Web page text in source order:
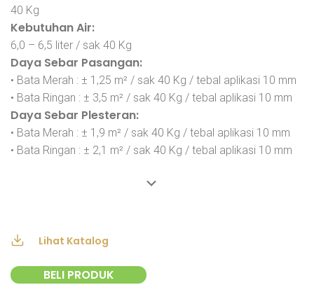
40 Kg
Kebutuhan Air:
6,0 – 6,5 liter / sak 40 Kg
Daya Sebar Pasangan:
• Bata Merah : ± 1,25 m² / sak 40 Kg / tebal aplikasi 10 mm
• Bata Ringan : ± 3,5 m² / sak 40 Kg / tebal aplikasi 10 mm
Daya Sebar Plesteran:
• Bata Merah : ± 1,9 m² / sak 40 Kg / tebal aplikasi 10 mm
• Bata Ringan : ± 2,1 m² / sak 40 Kg / tebal aplikasi 10 mm
Lihat Katalog
BELI PRODUK